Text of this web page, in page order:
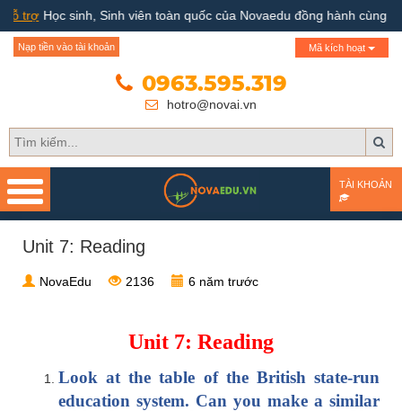
Trang chủ
Quy trình hướng nghiệp
Bài test
Tài liệu
Khóa học
Đơn vị đào tạo
Nhóm ngành nghề
Gương sáng học sinh -
người nổi tiếng
trợ Học sinh, Sinh viên toàn quốc của Novaedu đồng hành cùng Bộ
Nạp tiền vào tài khoản Mã kích hoạt
0963.595.319
hotro@novai.vn
TÀI KHOẢN
Unit 7: Reading
NovaEdu 2136 6 năm trước
Unit 7: Reading
Look at the table of the British state-run
education system. Can you make a similar